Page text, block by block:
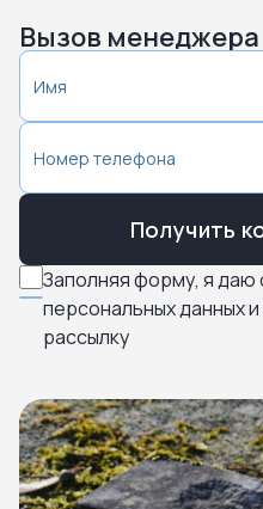
Вызов менеджера
Заполняя форму, я даю
персональных данных
рассылку
Получить